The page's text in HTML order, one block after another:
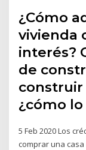
¿Cómo
vivienda
interés?
de
construir
¿cómo lo
5 Feb 2020 Los
comprar una